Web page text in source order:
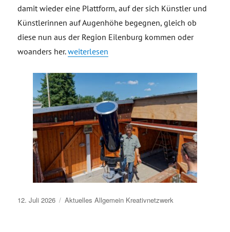
damit wieder eine Plattform, auf der sich Künstler und
Künstlerinnen auf Augenhöhe begegnen, gleich ob
diese nun aus der Region Eilenburg kommen oder
woanders her.„Making of Videoproduktion Kleinstadtlabor
weiterlesen
Veröffentlicht
12. Juli 2026 Aktuelles Allgemein Kreativnetzwerk